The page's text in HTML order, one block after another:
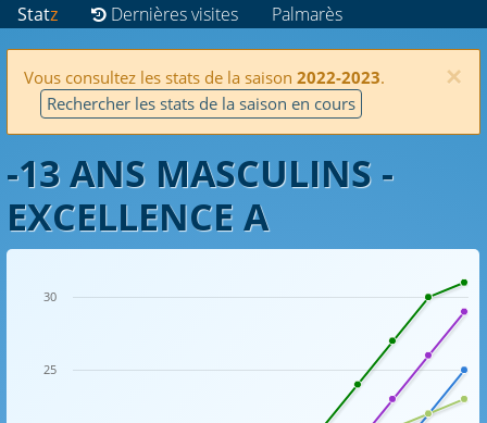
Statz Dernières visites Palmarès
×
Vous consultez les stats de la saison 2022-2023.
Rechercher les stats de la saison en cours
-13 ANS MASCULINS -
EXCELLENCE A
25
30